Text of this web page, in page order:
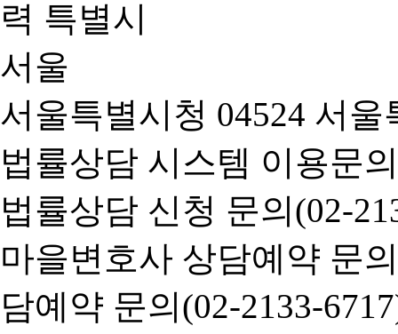
서울특별시청 04524 서
법률상담 시스템 이용문
법률상담 신청 문의(02-
마을변호사 상담예약 문
담예약 문의(02-2133-